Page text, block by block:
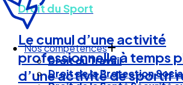
Nos compétences
Droit du Travail
Droit de la Protection
Droit du Sport
Le cumul d’une activité
professionnelle à temps
d’une activité de sportif